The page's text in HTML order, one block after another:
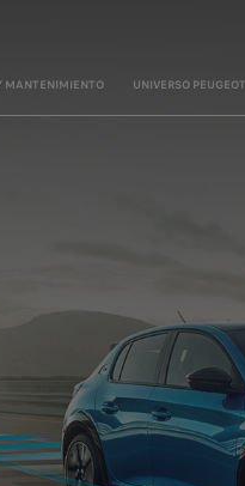
MANTENIMIENTO UNIVERSO PEUGEOT